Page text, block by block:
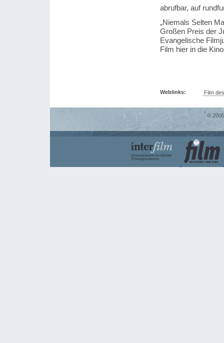
abrufbar, auf
„Niemals Selten
Großen Preis der
Evangelische
Film hier in die
Weblinks: Film
©